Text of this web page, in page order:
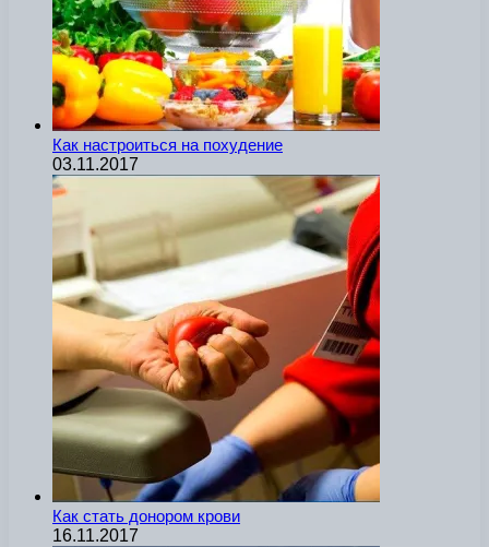
Как настроиться на похудение
03.11.2017
Как стать донором крови
16.11.2017